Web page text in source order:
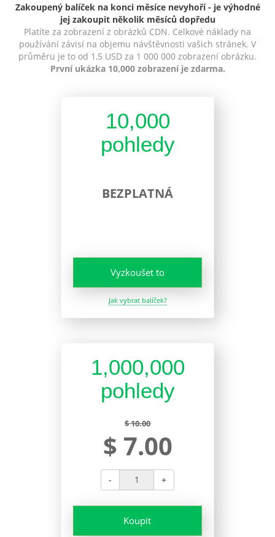
Zakoupený balíček na konci měsíce nevyhoří - je výhodné
jej zakoupit několik měsíců dopředu
Platíte za zobrazení z obrázků CDN. Celkové náklady na
používání závisí na objemu návštěvnosti vašich stránek. V
průměru je to od 1,5 USD za 1 000 000 zobrazení obrázku.
První ukázka 10,000 zobrazení je zdarma.
10,000
pohledy
BEZPLATNÁ
Vyzkoušet to
Jak vybrat balíček?
1,000,000
pohledy
$ 10.00
$ 7.00
- +
Koupit